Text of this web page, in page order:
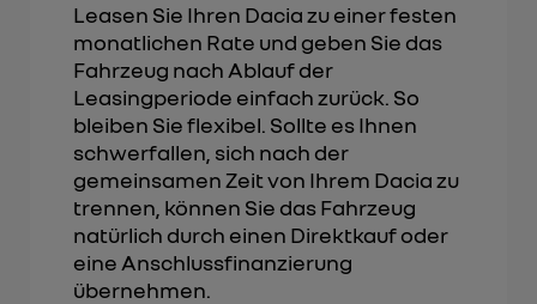
Leasen Sie Ihren Dacia zu einer festen
monatlichen Rate und geben Sie das
Fahrzeug nach Ablauf der
Leasingperiode einfach zurück. So
bleiben Sie flexibel. Sollte es Ihnen
schwerfallen, sich nach der
gemeinsamen Zeit von Ihrem Dacia zu
trennen, können Sie das Fahrzeug
natürlich durch einen Direktkauf oder
eine Anschlussfinanzierung
übernehmen.